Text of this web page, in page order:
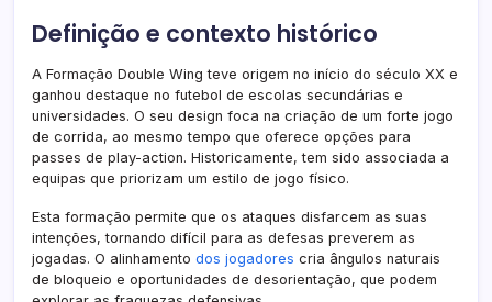
Definição e contexto histórico
A Formação Double Wing teve origem no início do século XX e
ganhou destaque no futebol de escolas secundárias e
universidades. O seu design foca na criação de um forte jogo
de corrida, ao mesmo tempo que oferece opções para
passes de play-action. Historicamente, tem sido associada a
equipas que priorizam um estilo de jogo físico.
Esta formação permite que os ataques disfarcem as suas
intenções, tornando difícil para as defesas preverem as
jogadas. O alinhamento dos jogadores cria ângulos naturais
de bloqueio e oportunidades de desorientação, que podem